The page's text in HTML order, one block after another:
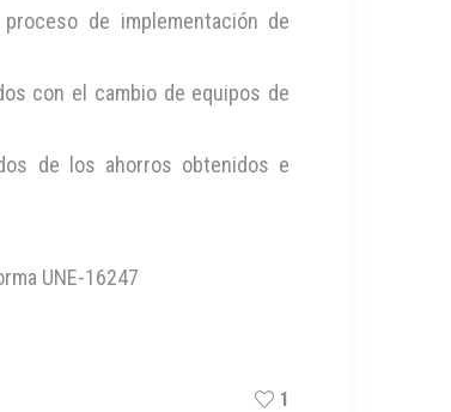
de implementación de
con el cambio de equipos de
de los ahorros obtenidos e
UNE-16247
1